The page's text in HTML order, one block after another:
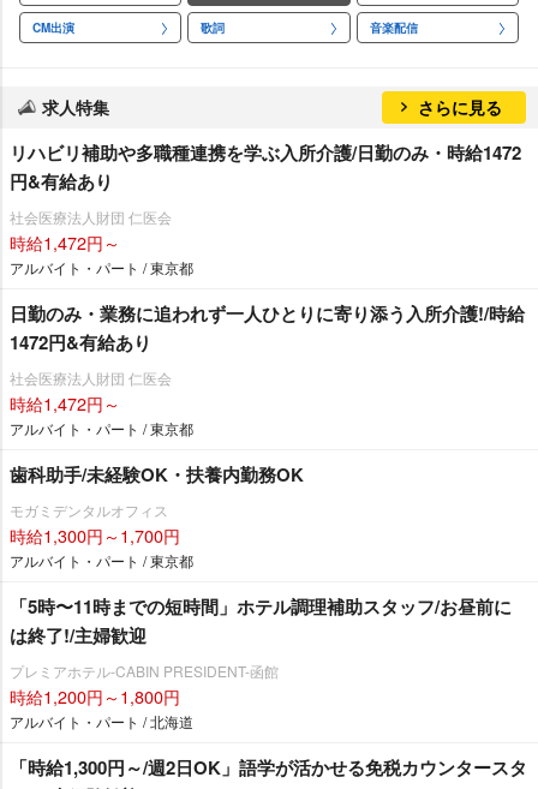
CM出演 歌詞 音楽配信
求人特集 さらに見る
リハビリ補助や多職種連携を学ぶ入所介護/日勤のみ・時給1472
円&有給あり
社会医療法人財団 仁医会
時給1,472円～
アルバイト・パート / 東京都
日勤のみ・業務に追われず一人ひとりに寄り添う入所介護!/時給
1472円&有給あり
社会医療法人財団 仁医会
時給1,472円～
アルバイト・パート / 東京都
歯科助手/未経験OK・扶養内勤務OK
モガミデンタルオフィス
時給1,300円～1,700円
アルバイト・パート / 東京都
「5時〜11時までの短時間」ホテル調理補助スタッフ/お昼前に
は終了!/主婦歓迎
プレミアホテル-CABIN PRESIDENT-函館
時給1,200円～1,800円
アルバイト・パート / 北海道
「時給1,300円～/週2日OK」語学が活かせる免税カウンタースタ